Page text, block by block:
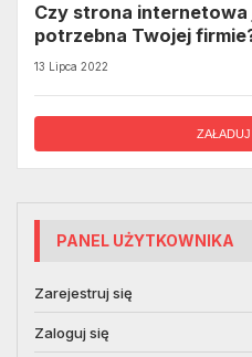
Czy strona
potrzebna Twojej
13 Lipca 2022
PANEL UŻYTKOWNIKA
Zarejestruj się
Zaloguj się